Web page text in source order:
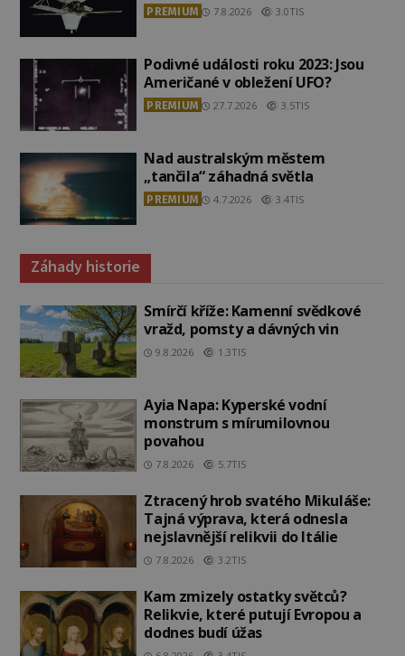
PREMIUM 7.8.2026 3.0TIS
Podivné události roku 2023: Jsou
Američané v obležení UFO?
PREMIUM 27.7.2026 3.5TIS
Nad australským městem
„tančila“ záhadná světla
PREMIUM 4.7.2026 3.4TIS
Záhady historie
Smírčí kříže: Kamenní svědkové
vražd, pomsty a dávných vin
9.8.2026 1.3TIS
Ayia Napa: Kyperské vodní
monstrum s mírumilovnou
povahou
7.8.2026 5.7TIS
Ztracený hrob svatého Mikuláše:
Tajná výprava, která odnesla
nejslavnější relikvii do Itálie
7.8.2026 3.2TIS
Kam zmizely ostatky světců?
Relikvie, které putují Evropou a
dodnes budí úžas